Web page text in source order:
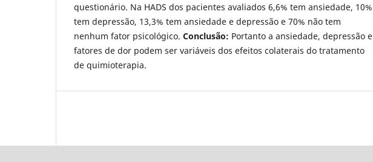
questionário. Na HADS dos pacientes avaliados 6,6% tem ansiedade, 10%
tem depressão, 13,3% tem ansiedade e depressão e 70% não tem
nenhum fator psicológico. Conclusão: Portanto a ansiedade, depressão e
fatores de dor podem ser variáveis dos efeitos colaterais do tratamento
de quimioterapia.